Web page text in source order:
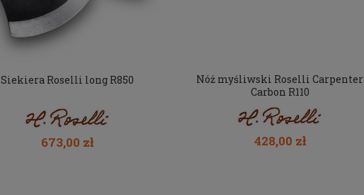
Siekiera Roselli long R850
673,00 zł
Nóż myśliwski Roselli Carpenter
Carbon R110
428,00 zł